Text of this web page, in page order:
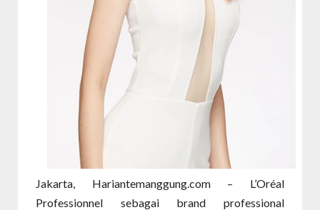
Jakarta, Hariantemanggung.com – L’Oréal
Professionnel sebagai brand professional